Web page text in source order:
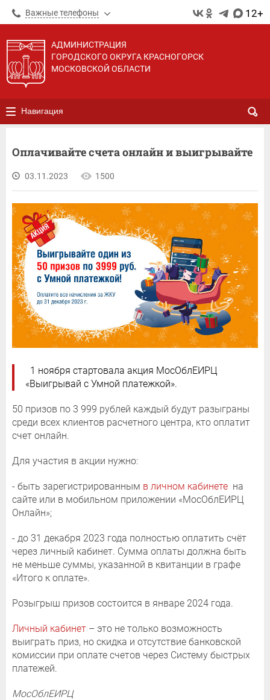
Важные телефоны 12+
АДМИНИСТРАЦИЯ
ГОРОДСКОГО ОКРУГА КРАСНОГОРСК
МОСКОВСКОЙ ОБЛАСТИ
Навигация
Оплачивайте счета онлайн и выигрывайте
03.11.2023 1500
1 ноября стартовала акция МосОблЕИРЦ
«Выигрывай с Умной платежкой».
50 призов по 3 999 рублей каждый будут разыграны
среди всех клиентов расчетного центра, кто оплатит
счет онлайн.
Для участия в акции нужно:
- быть зарегистрированным в личном кабинете на
сайте или в мобильном приложении «МосОблЕИРЦ
Онлайн»;
- до 31 декабря 2023 года полностью оплатить счёт
через личный кабинет. Сумма оплаты должна быть
не меньше суммы, указанной в квитанции в графе
«Итого к оплате».
Розыгрыш призов состоится в январе 2024 года.
Личный кабинет – это не только возможность
выиграть приз, но скидка и отсутствие банковской
комиссии при оплате счетов через Систему быстрых
платежей.
МосОблЕИРЦ